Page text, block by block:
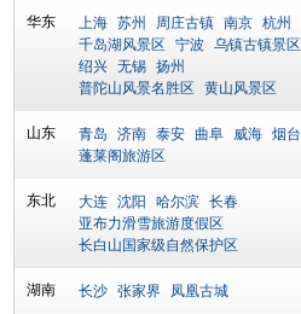
华东 上海 苏州 周庄古镇 南京 杭州
千岛湖风景区
宁波
乌镇古镇景区
绍兴 无锡 扬州
普陀山风景名胜区
黄山风景区
山东 青岛 济南 泰安 曲阜 威海 烟台
蓬莱阁旅游区
东北 大连 沈阳 哈尔滨 长春
亚布力滑雪旅游度假区
长白山国家级自然保护区
湖南 长沙 张家界 凤凰古城